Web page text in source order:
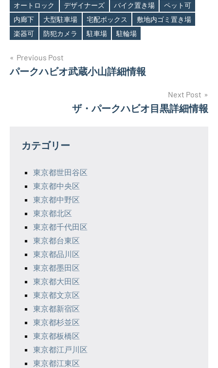
Tags
オートロック
デザイナーズ バイク置き場
ペット可
内廊下
大型駐車場 宅配ボックス
敷地内ゴミ置き場
楽器可
防犯カメラ 駐車場 駐輪場
投
稿
ー
Previous Post
パークハビオ武蔵小山詳細情報
Next Post
ザ・パークハビオ目黒詳細情報
カテゴリー
東京都世田谷区
東京都中央区
東京都中野区
東京都北区
東京都千代田区
東京都台東区
東京都品川区
東京都墨田区
東京都大田区
東京都文京区
東京都新宿区
東京都杉並区
東京都板橋区
東京都江戸川区
東京都江東区